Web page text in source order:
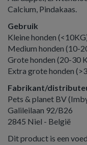
Calcium, Pindakaas.
Gebruik
Kleine honden
Medium honden (10-
Grote honden (20-30
Extra grote honden
Fabrikant/
Pets & planet BV
Galileilaan 92/B26
2845 Niel - België
Dit product is een